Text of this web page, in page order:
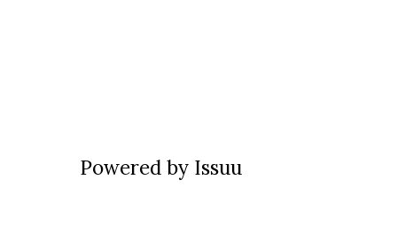
Powered by Issuu